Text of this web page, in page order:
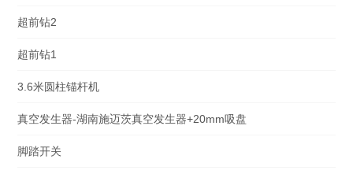
超前钻2
超前钻1
3.6米圆柱锚杆机
真空发生器-湖南施迈茨真空发生器+20mm吸盘
脚踏开关